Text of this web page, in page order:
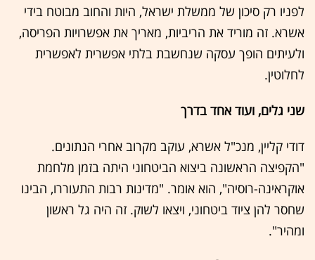
לפניו רק סיכון של ממשלת ישראל, היות והחוב מבוטח בידי
אשרא. זה מוריד את הריביות, מאריך את אפשרויות הפריסה,
ולעיתים הופך עסקה שנחשבת בלתי אפשרית לאפשרית
לחלוטין.
שני גלים, ועוד אחד בדרך
דודי קליין, מנכ"ל אשרא, עוקב מקרוב אחרי הנתונים.
"הקפיצה הראשונה ביצוא הביטחוני היתה בזמן מלחמת
אוקראינה-רוסיה", הוא אומר. "מדינות רבות התעוררו, הבינו
שחסר להן ציוד ביטחוני, ויצאו לשוק. זה היה גל ראשון
ומהיר".